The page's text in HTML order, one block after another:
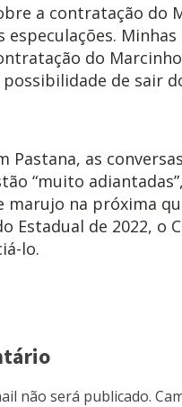
a contratação do
especulações.
do
de sair
Pastana, as
“muito
marujo na próxima
Estadual de 2022, o
lo.
não será publicado.